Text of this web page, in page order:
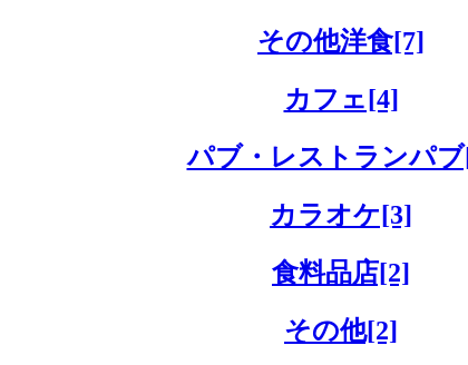
その他洋食[7]
カフェ[4]
パブ・レストランパ
カラオケ[3]
食料品店[2]
その他[2]